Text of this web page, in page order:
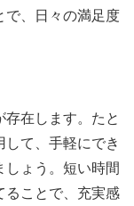
で、日々の満足度
存在します。たと
して、手軽にでき
しょう。短い時間
ることで、充実感